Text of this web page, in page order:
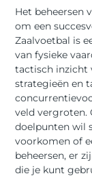
Het beheersen
om een
Zaalvoetbal is
van fysieke
tactisch inzicht
strategieën en
veld vergroten.
doelpunten wil
voorkomen of
beheersen, er
die je kunt